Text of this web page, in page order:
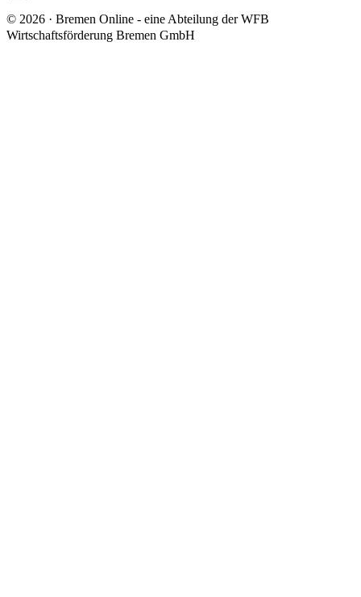
© 2026 · Bremen Online - eine Abteilung der WFB
Wirtschaftsförderung Bremen GmbH